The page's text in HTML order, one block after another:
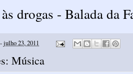
drogas - Balada da
-julho 23, 2011
Música